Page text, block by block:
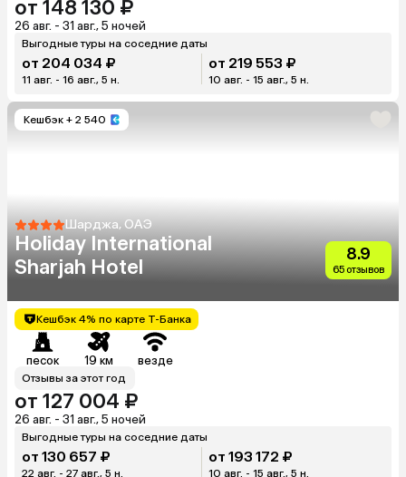
от 148 130 ₽
26 авг. - 31 авг., 5 ночей
Выгодные туры на соседние даты
от 204 034 ₽
11 авг. - 16 авг., 5 н.
от 219 553 ₽
10 авг. - 15 авг., 5 н.
Кешбэк + 2 540
Шарджа, ОАЭ
Holiday International
Sharjah Hotel
8.9
65 отзывов
Кешбэк 4% по карте Т-Банка
песок 19 км везде
Отзывы за этот год
от 127 004 ₽
26 авг. - 31 авг., 5 ночей
Выгодные туры на соседние даты
от 130 657 ₽
22 авг. - 27 авг., 5 н.
от 193 172 ₽
10 авг. - 15 авг., 5 н.